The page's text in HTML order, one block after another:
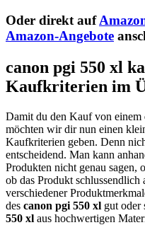
Oder direkt auf
Amazon-Angebote
canon pgi 550 xl
Kaufkriterien im
Damit du den Kauf von einem
möchten wir dir nun einen
Kaufkriterien geben. Denn
entscheidend. Man kann
Produkten nicht genau sagen,
ob das Produkt schlussendlich
verschiedener
des canon pgi 550 xl gut oder
550 xl aus hochwertigen